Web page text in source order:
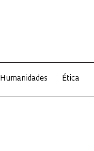
Humanidades Ética